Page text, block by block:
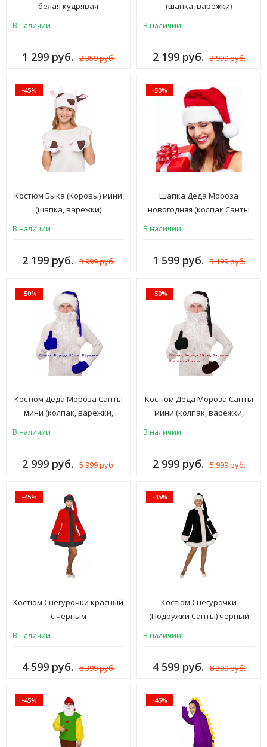
белая кудрявая
В наличии
1 299 руб. 2 359 руб.
(шапка, варежки)
В наличии
2 199 руб. 3 999 руб.
-45%
Костюм Быка (Коровы) мини
(шапка, варежки)
В наличии
2 199 руб. 3 999 руб.
-50%
Шапка Деда Мороза
новогодняя (колпак Санты
В наличии
1 599 руб. 3 199 руб.
-50%
Костюм Деда Мороза Санты
мини (колпак, варежки,
В наличии
2 999 руб. 5 999 руб.
-50%
Костюм Деда Мороза Санты
мини (колпак, варежки,
В наличии
2 999 руб. 5 999 руб.
-45%
Костюм Снегурочки красный
с черным
В наличии
4 599 руб. 8 399 руб.
-45%
Костюм Снегурочки
(Подружки Санты) черный
В наличии
4 599 руб. 8 399 руб.
-45% -45%